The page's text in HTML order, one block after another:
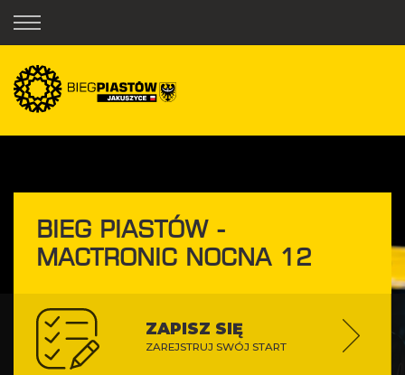
BIEG PIASTÓW -
MACTRONIC NOCNA 12
ZAPISZ SIĘ
ZAREJSTRUJ SWÓJ START